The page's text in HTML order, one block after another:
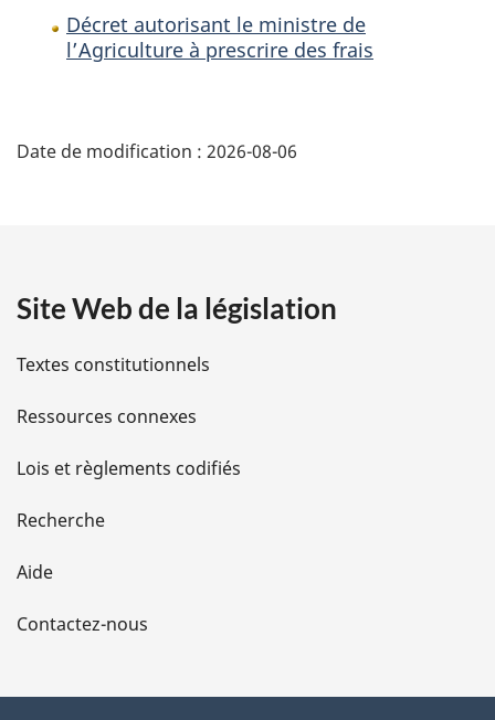
Décret autorisant le ministre de
l’Agriculture à prescrire des frais
é
i
l
s
d
e
l
a
Date de modification : 2026-08-06
Site Web de la législation
Textes constitutionnels
Ressources connexes
Lois et règlements codifiés
Recherche
Aide
Contactez-nous